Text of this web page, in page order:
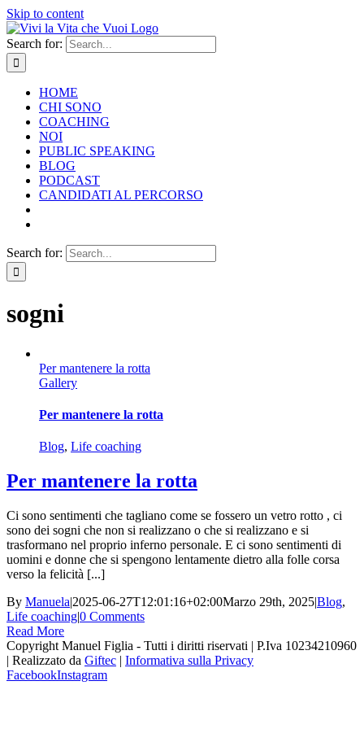
Skip to content
Search for:
HOME
CHI SONO
COACHING
NOI
PUBLIC SPEAKING
BLOG
PODCAST
CANDIDATI AL PERCORSO
Search for:
sogni
Per mantenere la rotta
Gallery
Per mantenere la rotta
Blog, Life coaching
Per mantenere la rotta
Ci sono sentimenti che tagliano come se fossero un vetro rotto , ci
sono dei sogni che non si realizzano o che si realizzano e si
trasformano nel proprio inferno personale. E ci sono sentimenti di
uomini e donne che si spengono lentamente dietro alla folle corsa
verso la felicità [...]
By Manuela|2025-06-27T12:01:16+02:00Marzo 29th, 2025|Blog,
Life coaching|0 Comments
Read More
Copyright Manuel Figlia - Tutti i diritti riservati | P.Iva 10234210960
| Realizzato da Giftec | Informativa sulla Privacy
FacebookInstagram